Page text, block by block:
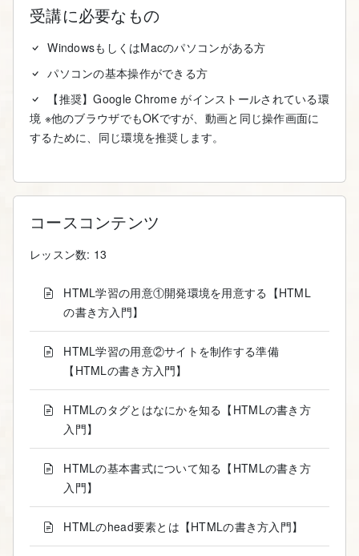
受講に必要なもの
WindowsもしくはMacのパソコンがある方
パソコンの基本操作ができる方
【推奨】Google Chrome がインストールされている環
境 ※他のブラウザでもOKですが、動画と同じ操作画面に
するために、同じ環境を推奨します。
コースコンテンツ
レッスン数: 13
HTML学習の用意①開発環境を用意する【HTML
の書き方入門】
HTML学習の用意②サイトを制作する準備
【HTMLの書き方入門】
HTMLのタグとはなにかを知る【HTMLの書き方
入門】
HTMLの基本書式について知る【HTMLの書き方
入門】
HTMLのhead要素とは【HTMLの書き方入門】